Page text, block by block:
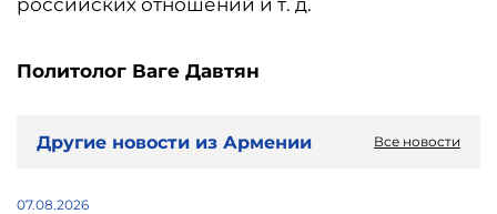
российских отношений и т. д.
Политолог Ваге Давтян
Другие новости из Армении Все новости
07.08.2026